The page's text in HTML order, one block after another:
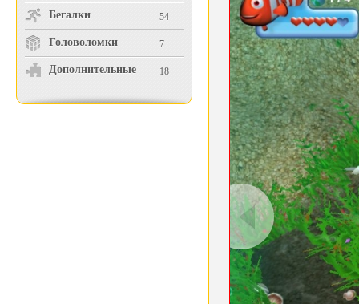
Бегалки 54
Головоломки 7
Дополнительные 18